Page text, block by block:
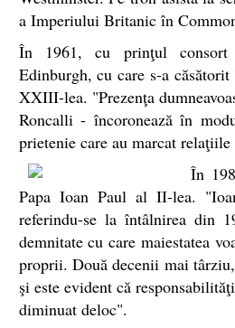
a Imperiului Britanic în
În 1961, cu prinţul
Edinburgh, cu care s-a
XXIII-lea. "Prezenţa
Roncalli - încoronează în
prietenie care au marcat
În
Papa Ioan Paul al II-lea.
referindu-se la întâlnirea din
demnitate cu care maiestatea
proprii. Două decenii mai
şi este evident că
diminuat deloc".